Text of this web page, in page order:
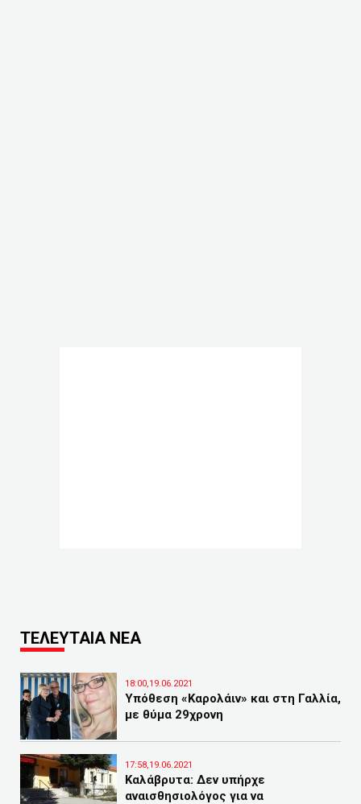
ΤΕΛΕΥΤΑΙΑ ΝΕΑ
18:00,19.06.2021
Υπόθεση «Καρολάιν» και στη Γαλλία,
με θύμα 29χρονη
17:58,19.06.2021
Καλάβρυτα: Δεν υπήρχε
αναισθησιολόγος για να